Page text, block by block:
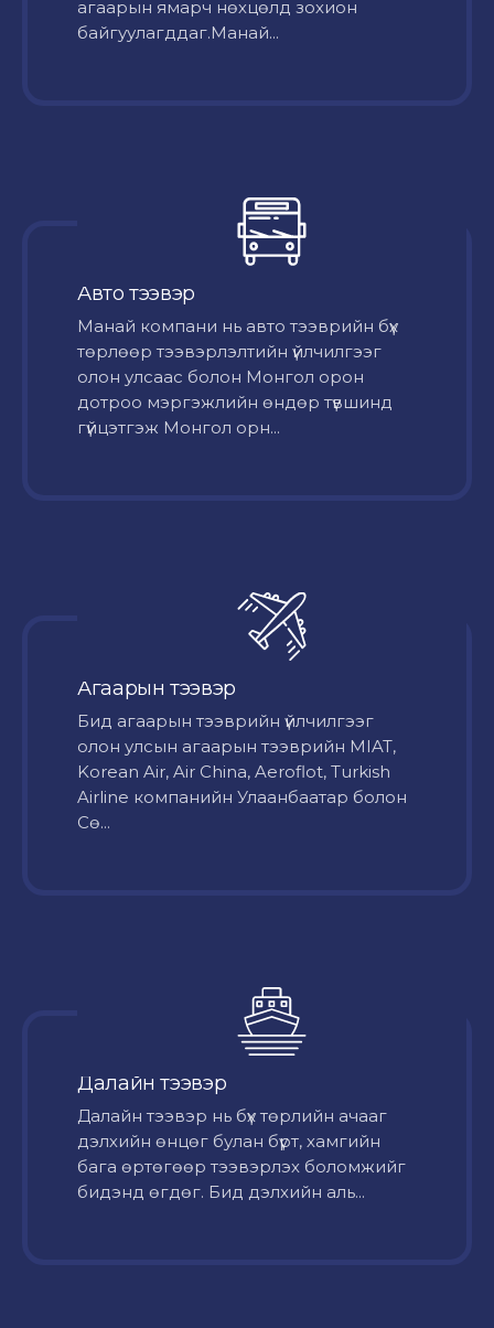
агаарын ямарч нөхцөлд зохион
байгуулагддаг.Манай...
Авто тээвэр
Mанай компани нь авто тээврийн бүх
төрлөөр тээвэрлэлтийн үйлчилгээг
олон улсаас болон Монгол орон
дотроо мэргэжлийн өндөр түвшинд
гүйцэтгэж Монгол орн...
Агаарын тээвэр
Бид агаарын тээврийн үйлчилгээг
олон улсын агаарын тээврийн MIAT,
Korean Air, Air China, Aeroflot, Turkish
Airline компанийн Улаанбаатар болон
Сө...
Далайн тээвэр
Далайн тээвэр нь бүх төрлийн ачааг
дэлхийн өнцөг булан бүрт, хамгийн
бага өртөгөөр тээвэрлэх боломжийг
бидэнд өгдөг. Бид дэлхийн аль...